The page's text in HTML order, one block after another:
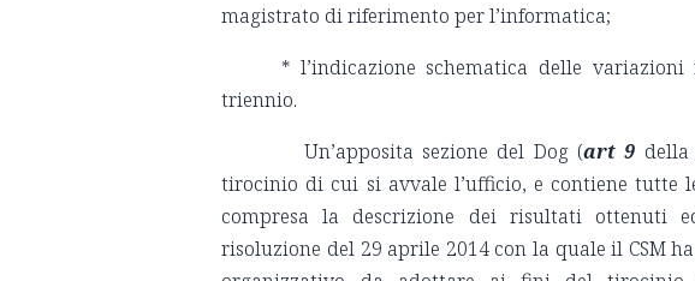
magistrato di riferimento per l’informatica;
* l’indicazione schematica delle
triennio.
Un’apposita sezione del Dog (art 9
tirocinio di cui si avvale l’ufficio, e contiene tutte
compresa la descrizione dei risultati ottenuti
risoluzione del 29 aprile 2014 con la quale il CSM